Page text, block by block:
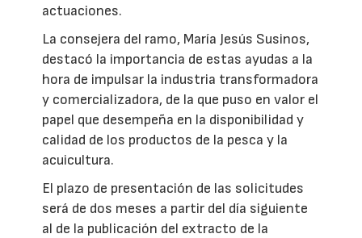
actuaciones.
La consejera del ramo, María Jesús Susinos,
destacó la importancia de estas ayudas a la
hora de impulsar la industria transformadora
y comercializadora, de la que puso en valor el
papel que desempeña en la disponibilidad y
calidad de los productos de la pesca y la
acuicultura.
El plazo de presentación de las solicitudes
será de dos meses a partir del día siguiente
al de la publicación del extracto de la